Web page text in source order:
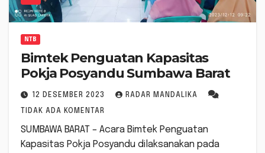
NTB
Bimtek Penguatan Kapasitas
Pokja Posyandu Sumbawa Barat
12 DESEMBER 2023 RADAR MANDALIKA
TIDAK ADA KOMENTAR
SUMBAWA BARAT – Acara Bimtek Penguatan
Kapasitas Pokja Posyandu dilaksanakan pada